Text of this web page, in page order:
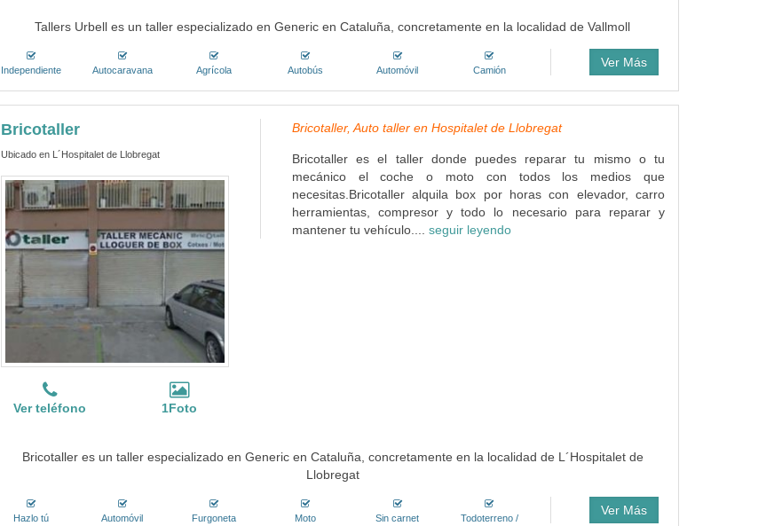
Tallers Urbell es un taller especializado en Generic en Cataluña, concretamente en la localidad de Vallmoll
Independiente Autocaravana Agrícola Autobús Automóvil Camión
Ver Más
Bricotaller
Ubicado en L´Hospitalet de Llobregat
Ver teléfono 1Foto
Bricotaller, Auto taller en Hospitalet de Llobregat
Bricotaller es el taller donde puedes reparar tu mismo o tu
mecánico el coche o moto con todos los medios que
necesitas.Bricotaller alquila box por horas con elevador, carro
herramientas, compresor y todo lo necesario para reparar y
mantener tu vehículo.... seguir leyendo
Bricotaller es un taller especializado en Generic en Cataluña, concretamente en la localidad de L´Hospitalet de
Llobregat
Hazlo tú
Automóvil Furgoneta Moto Sin carnet
Todoterreno /
Ver Más